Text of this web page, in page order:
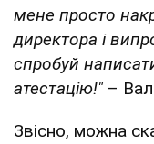
мене просто
директора і
спробуй
атестацію!"–
Звісно, можна